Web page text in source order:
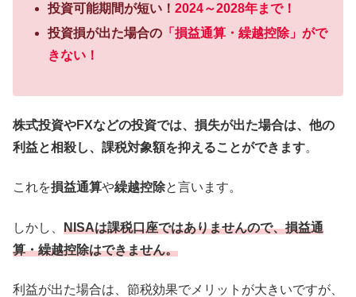
投資可能期間が短い！2024～2028年まで！
投資損が出た場合の 「損益通算・繰越控除」がで
きない！
株式投資やFXなどの投資では、損失が出た場合は、他の
利益と相殺し、課税対象額を抑えることができます。
これを損益通算や繰越控除と言います。
しかし、 NISAは課税口座ではありませんので、損益通
算・繰越控除はできません。
利益が出た場合は、節税効果でメリットが大きいですが、